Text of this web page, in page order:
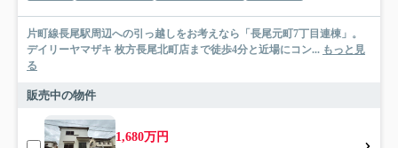
片町線長尾駅周辺への引っ越しをお考えなら「長尾元町7丁目連棟」。
デイリーヤマザキ 枚方長尾北町店まで徒歩4分と近場にコン... もっと見
る
販売中の物件
1,680万円